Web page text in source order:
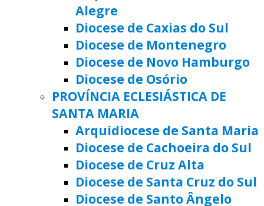
Alegre
Diocese de Caxias do Sul
Diocese de Montenegro
Diocese de Novo Hamburgo
Diocese de Osório
PROVÍNCIA ECLESIÁSTICA DE
SANTA MARIA
Arquidiocese de Santa Maria
Diocese de Cachoeira do Sul
Diocese de Cruz Alta
Diocese de Santa Cruz do Sul
Diocese de Santo Ângelo